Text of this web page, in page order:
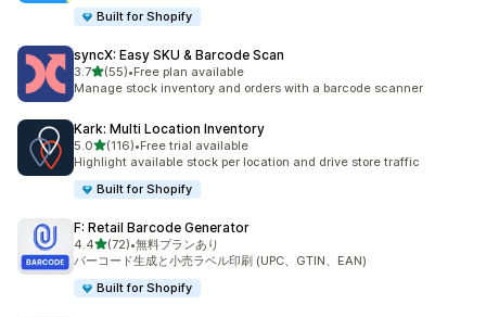
Built for Shopify
syncX: Easy SKU & Barcode Scan
3.75つ星中
(55)
合計レビュー数：55件
•Free plan available
Manage stock inventory and orders with a barcode scanner
Kark: Multi Location Inventory
5.05つ星中
(116)
合計レビュー数：116件
•Free trial available
Highlight available stock per location and drive store traffic
Built for Shopify
F: Retail Barcode Generator
4.45つ星中
(72)
合計レビュー数：72件
•無料プランあり
バーコード生成と小売ラベル印刷 (UPC、GTIN、EAN)
Built for Shopify